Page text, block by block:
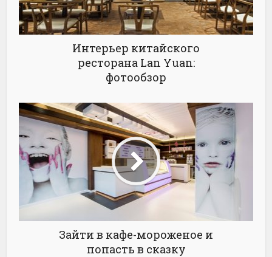
Интерьер китайского
ресторана Lan Yuan:
фотообзор
Зайти в кафе-мороженое и
попасть в сказку